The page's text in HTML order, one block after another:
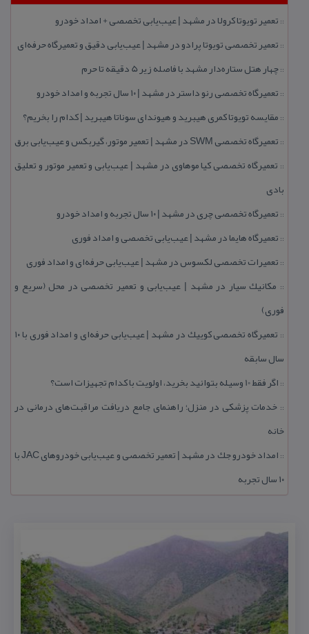
:: تعمیر تویوتا كرولا در مشهد | عیب‌یابی تخصصی + امداد خودرو
:: تعمیر تخصصی تویوتا پرادو در مشهد | عیب‌یابی دقیق و تعمیرگاه حرفه‌ای
::چهار هتل‌ ستاره‌دار مشهد با فاصله زیر 5 دقیقه تا حرم
:: تعمیرگاه تخصصی رنو داستر در مشهد | ۱۰ سال تجربه و امداد خودرو
:: مقایسه تویوتا كمری هیبرید و هیوندای سوناتا هیبرید | كدام را بخریم؟
:: تعمیرگاه تخصصی SWM در مشهد | تعمیر موتور، گیربكس و عیب‌یابی برق
:: تعمیرگاه تخصصی كیا موهاوی در مشهد | عیب‌یابی و تعمیر موتور و تعلیق
بادی
:: تعمیرگاه تخصصی چری در مشهد | ۱۰ سال تجربه و امداد خودرو
:: تعمیرگاه هایما در مشهد | عیب‌یابی تخصصی و امداد فوری
:: تعمیرات تخصصی لكسوس در مشهد | عیب‌یابی حرفه‌ای و امداد فوری
:: مكانیك سیار در مشهد | عیب‌یابی و تعمیر تخصصی در محل (سریع و
فوری)
::
تعمیرگاه تخصصی كوییك در مشهد | عیب‌یابی حرفه‌ای و امداد فوری با ۱۰
سال سابقه
:: اگر فقط 10 وسیله بتوانید بخرید، اولویت با كدام تجهیزات است؟
:: خدمات پزشكی در منزل؛ راهنمای جامع دریافت مراقبت‌های درمانی در
خانه
::
امداد خودرو جك در مشهد | تعمیر تخصصی و عیب‌یابی خودروهای JAC با
۱۰ سال تجربه